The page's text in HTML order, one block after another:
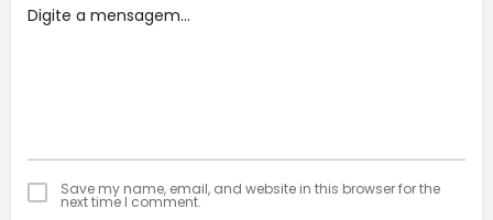
Save my name, email, and website in this browser for the
next time I comment.